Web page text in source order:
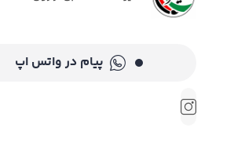
پیام در واتس اپ